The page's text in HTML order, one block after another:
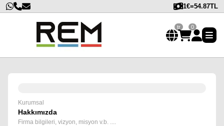
1€=54.87TL
tr 0
Kurumsal
Hakkımızda
Firma bilgileri, vizyon, misyon v.b. ....